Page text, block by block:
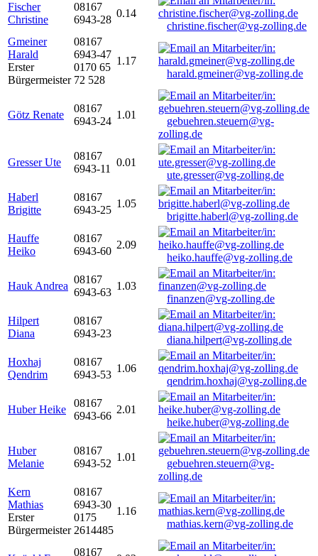
Fischer
Christine
08167
6943-28
0.14
christine.fischer@vg-zolling.de
Gmeiner
Harald
Erster
Bürgermeister
08167
6943-47
0170 65
72 528
1.17
harald.gmeiner@vg-zolling.de
Götz Renate
08167
6943-24
1.01
gebuehren.steuern@vg-
zolling.de
Gresser Ute
08167
6943-11
0.01
ute.gresser@vg-zolling.de
Haberl
Brigitte
08167
6943-25
1.05
brigitte.haberl@vg-zolling.de
Hauffe
Heiko
08167
6943-60
2.09
heiko.hauffe@vg-zolling.de
Hauk Andrea
08167
6943-63
1.03
finanzen@vg-zolling.de
Hilpert
Diana
08167
6943-23
diana.hilpert@vg-zolling.de
Hoxhaj
Qendrim
08167
6943-53
1.06
qendrim.hoxhaj@vg-zolling.de
Huber Heike
08167
6943-66
2.01
heike.huber@vg-zolling.de
Huber
Melanie
08167
6943-52
1.01
gebuehren.steuern@vg-
zolling.de
Kern
Mathias
Erster
Bürgermeister
08167
6943-30
0175
2614485
1.16
mathias.kern@vg-zolling.de
08167